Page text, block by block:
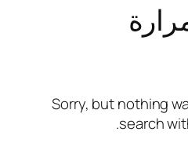
Sorry, but nothing
search